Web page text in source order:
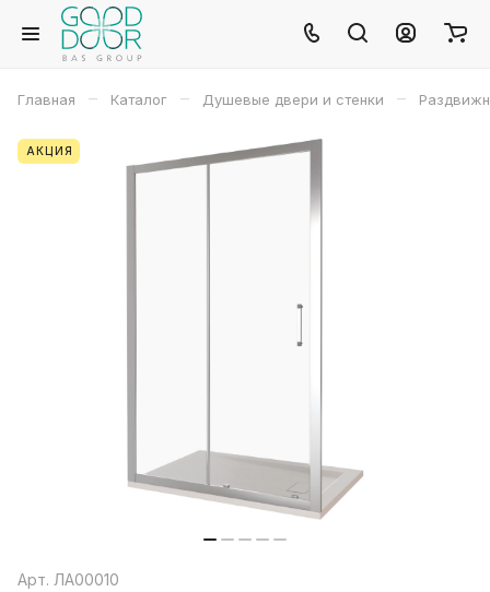
Главная – Каталог – Душевые двери и стенки –
АКЦИЯ
Арт. ЛА00010